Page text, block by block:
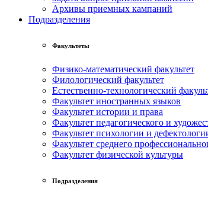
Архивы приемных кампаний
Подразделения
Факультеты
Физико-математический факультет
Филологический факультет
Естественно-технологический
Факультет иностранных языков
Факультет истории и права
Факультет педагогического и
Факультет психологии и
Факультет среднего
Факультет физической культуры
Подразделения